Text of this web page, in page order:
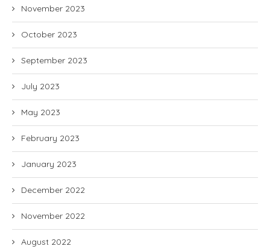
November 2023
October 2023
September 2023
July 2023
May 2023
February 2023
January 2023
December 2022
November 2022
August 2022